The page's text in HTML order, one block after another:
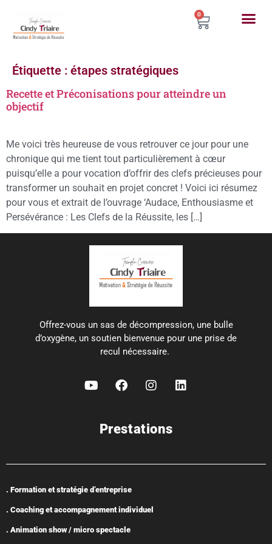
0
Étiquette : étapes stratégiques
Recette et Préconisations pour atteindre un
objectif
Me voici très heureuse de vous retrouver ce jour pour une
chronique qui me tient tout particulièrement à cœur
puisqu’elle a pour vocation d’offrir des clefs précieuses pour
transformer un souhait en projet concret ! Voici ici résumez
pour vous et extrait de l’ouvrage ‘Audace, Enthousiasme et
Persévérance : Les Clefs de la Réussite, les […]
Offrez-vous un sas de décompression, une bulle
d’oxygène, un soutien bienvenue pour une prise de
recul nécessaire.
Prestations
. Formation et stratégie d’entreprise
. Coaching et accompagnement individuel
. Animation show / micro spectacle